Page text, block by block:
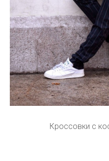
Кроссовки с